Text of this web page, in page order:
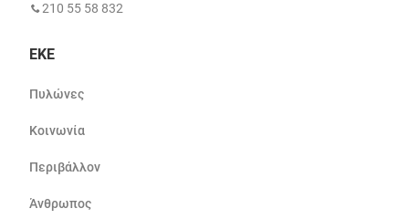
210 55 58 832
ΕΚΕ
Πυλώνες
Κοινωνία
Περιβάλλον
Άνθρωπος